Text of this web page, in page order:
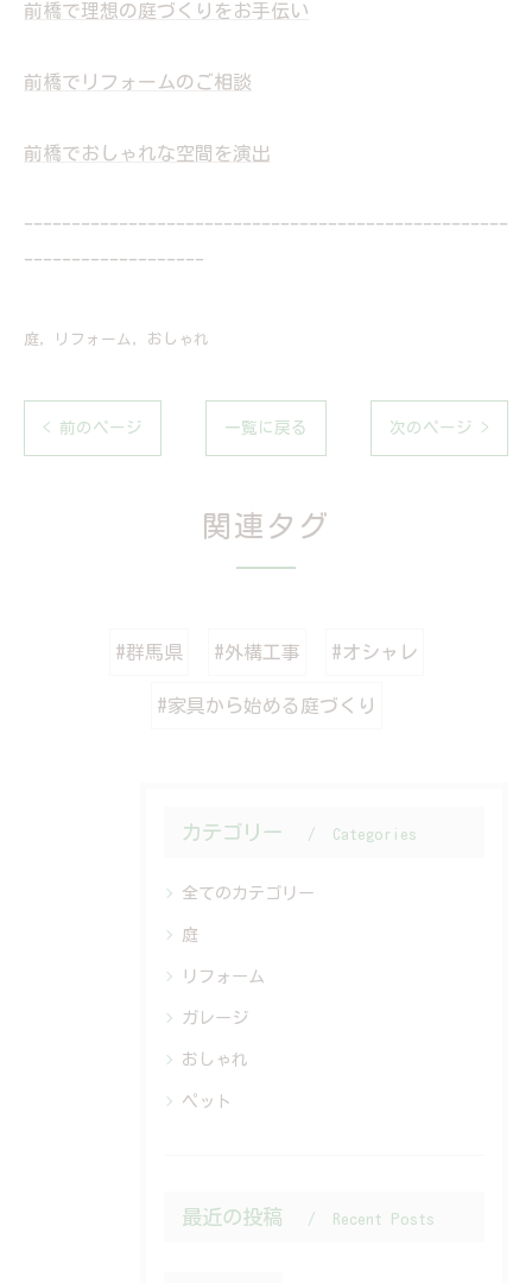
前橋で理想の庭づくりをお手伝い
前橋でリフォームのご相談
前橋でおしゃれな空間を演出
---------------------------------------------------
-------------------
庭 リフォーム おしゃれ
< 前のページ 一覧に戻る 次のページ >
関連タグ
#群馬県 #外構工事 #オシャレ
#家具から始める庭づくり
カテゴリー Categories
全てのカテゴリー
庭
リフォーム
ガレージ
おしゃれ
ペット
最近の投稿 Recent Posts